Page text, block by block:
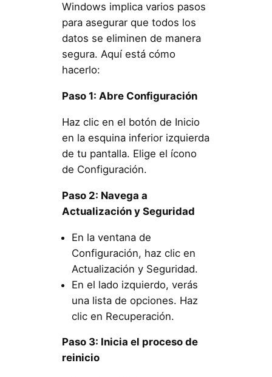
Windows implica varios pasos
para asegurar que todos los
datos se eliminen de manera
segura. Aquí está cómo
hacerlo:
Paso 1: Abre Configuración
Haz clic en el botón de Inicio
en la esquina inferior izquierda
de tu pantalla. Elige el ícono
de Configuración.
Paso 2: Navega a
Actualización y Seguridad
En la ventana de
Configuración, haz clic en
Actualización y Seguridad.
En el lado izquierdo, verás
una lista de opciones. Haz
clic en Recuperación.
Paso 3: Inicia el proceso de
reinicio